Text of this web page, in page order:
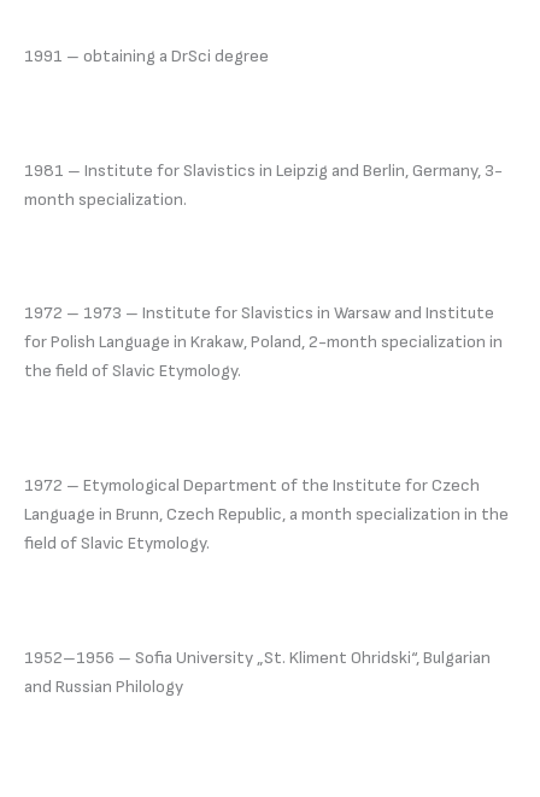
1991 – obtaining a DrSci degree
1981 – Institute for Slavistics in Leipzig and Berlin, Germany, 3-
month specialization.
1972 – 1973 – Institute for Slavistics in Warsaw and Institute
for Polish Language in Krakaw, Poland, 2-month specialization in
the field of Slavic Etymology.
1972 – Etymological Department of the Institute for Czech
Language in Brunn, Czech Republic, a month specialization in the
field of Slavic Etymology.
1952–1956 – Sofia University „St. Kliment Ohridski“, Bulgarian
and Russian Philology